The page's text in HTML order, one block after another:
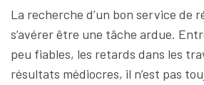
La recherche d’un bon service de
s’avérer être une tâche ardue.
peu fiables, les retards dans les
résultats médiocres, il n’est pas